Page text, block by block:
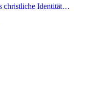
christliche Identität…